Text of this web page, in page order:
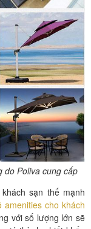
do Poliva cung cấp
sạn thế mạnh
amenities cho khách
với số lượng lớn sẽ